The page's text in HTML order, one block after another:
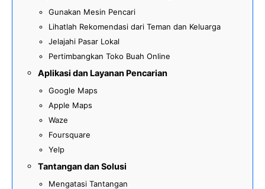
Gunakan Mesin Pencari
Lihatlah Rekomendasi dari Teman dan Keluarga
Jelajahi Pasar Lokal
Pertimbangkan Toko Buah Online
Aplikasi dan Layanan Pencarian
Google Maps
Apple Maps
Waze
Foursquare
Yelp
Tantangan dan Solusi
Mengatasi Tantangan